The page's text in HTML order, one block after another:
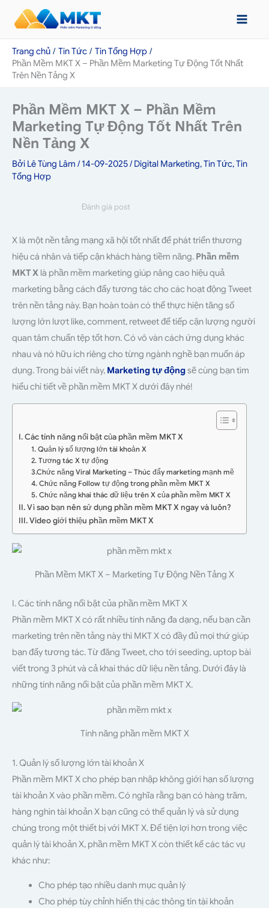
dungTrang chủ Tin Tức
Tin Tổng Hợp
Phần Mềm MKT X – Phần Mềm Marketing Tự Động Tốt Nhất
Trên Nền Tảng X
Phần Mềm MKT X – Phần Mềm
Marketing Tự Động Tốt Nhất Trên
Nền Tảng X
Bởi Lê Tùng Lâm /14-09-2025/Digital Marketing,Tin Tức,Tin
Tổng Hợp
Đánh giá post
X là một nền tảng mạng xã hội tốt nhất để phát triển thương
hiệu cá nhân và tiếp cận khách hàng tiềm năng. Phần mềm
MKT X là phần mềm marketing giúp nâng cao hiệu quả
marketing bằng cách đẩy tương tác cho các hoạt động Tweet
trên nền tảng này. Bạn hoàn toàn có thể thực hiện tăng số
lượng lớn lượt like, comment, retweet để tiếp cận lượng người
quan tâm chuẩn tệp tốt hơn. Có vô vàn cách ứng dụng khác
nhau và nó hữu ích riêng cho từng ngành nghề bạn muốn áp
dụng. Trong bài viết này, Marketing tự độngsẽ cùng bạn tìm
hiểu chi tiết về phần mềm MKT X dưới đây nhé!
I. Các tính năng nổi bật của phần mềm MKT X
1. Quản lý số lượng lớn tài khoản X
2. Tương tác X tự động
3.Chức năng Viral Marketing – Thúc đẩy marketing mạnh mẽ
4. Chức năng Follow tự động trong phần mềm MKT X
5. Chức năng khai thác dữ liệu trên X của phần mềm MKT X
II. Vì sao bạn nên sử dụng phần mềm MKT X ngay và luôn?
III. Video giới thiệu phần mềm MKT X
Phần Mềm MKT X – Marketing Tự Động Nền Tảng X
I. Các tính năng nổi bật của phần mềm MKT X
Phần mềm MKT X có rất nhiều tính năng đa dạng, nếu bạn cần
marketing trên nền tảng này thì MKT X có đầy đủ mọi thứ giúp
bạn đẩy tương tác. Từ đăng Tweet, cho tới seeding, uptop bài
viết trong 3 phút và cả khai thác dữ liệu nền tảng. Dưới đây là
những tính năng nổi bật của phần mềm MKT X.
Tính năng phần mềm MKT X
1. Quản lý số lượng lớn tài khoản X
Phần mềm MKT X cho phép bạn nhập không giới hạn số lượng
tài khoản X vào phần mềm. Có nghĩa rằng bạn có hàng trăm,
hàng nghìn tài khoản X bạn cũng có thể quản lý và sử dụng
chúng trong một thiết bị với MKT X. Để tiện lợi hơn trong việc
quản lý tài khoản X, phần mềm MKT X còn thiết kế các tác vụ
khác như:
Cho phép tạo nhiều danh mục quản lý
Cho phép tùy chỉnh hiển thị các thông tin tài khoản